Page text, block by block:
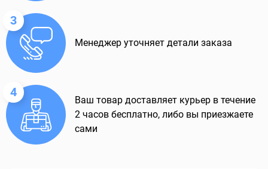
3
Менеджер уточняет детали заказа
4
Ваш товар доставляет курьер в течение
2 часов бесплатно, либо вы приезжаете
сами